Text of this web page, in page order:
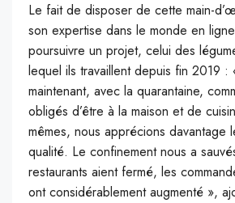
Le fait de disposer de cette main-
son expertise dans le monde en
poursuivre un projet, celui des
lequel ils travaillent depuis fin 2019 :
maintenant, avec la quarantaine,
obligés d’être à la maison et de
mêmes, nous apprécions davantage
qualité. Le confinement nous a
restaurants aient fermé, les
ont considérablement augmenté »,